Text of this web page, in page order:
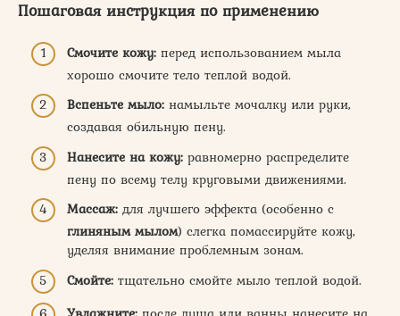
Пошаговая инструкция по применению
Смочите кожу: перед использованием мыла
хорошо смочите тело теплой водой.
Вспеньте мыло: намыльте мочалку или руки,
создавая обильную пену.
Нанесите на кожу: равномерно распределите
пену по всему телу круговыми движениями.
Массаж: для лучшего эффекта (особенно с
глиняным мылом) слегка помассируйте кожу,
уделяя внимание проблемным зонам.
Смойте: тщательно смойте мыло теплой водой.